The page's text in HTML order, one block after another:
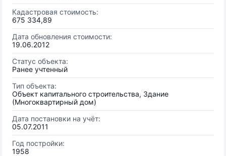
Кадастровая стоимость:
675 334,89
Дата обновления стоимости:
19.06.2012
Статус объекта:
Ранее учтенный
Тип объекта:
Объект капитального строительства, Здание
(Многоквартирный дом)
Дата постановки на учёт:
05.07.2011
Год постройки:
1958